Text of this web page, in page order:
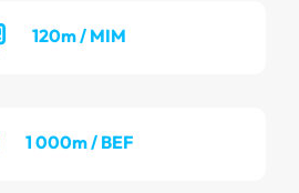
120m / MIM
1 000m / BEF